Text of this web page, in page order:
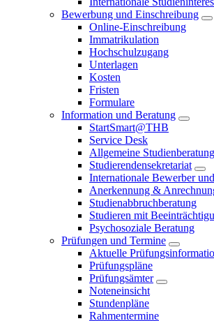
Bewerbung und Einschreibung
Online-Einschreibung
Immatrikulation
Hochschulzugang
Unterlagen
Kosten
Fristen
Formulare
Information und Beratung
StartSmart@THB
Service Desk
Allgemeine Studienberatung
Studierendensekretariat
Internationale Bewerber
Anerkennung &
Studienabbruchberatung
Studieren mit
Psychosoziale Beratung
Prüfungen und Termine
Aktuelle
Prüfungspläne
Prüfungsämter
Noteneinsicht
Stundenpläne
Rahmentermine